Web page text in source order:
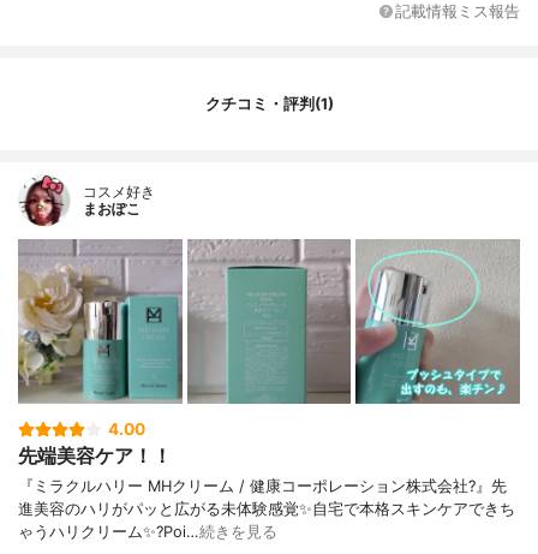
ツ葉エキス、コムギ胚芽エキス、アブラナ
サッカロミセス／ハトムギ種子発酵液、サ
ルコール、ベヘニルアルコール、シクロペ
ンタシロキサン、ジステアリン酸ペンタエ
リスリチル、チャ葉エキス、トチャカエキ
ス、ヒアルロン酸ヒドロキシプロピルトリ
モニウム、加水分解ヒアルロン酸、アセチ
ルヒアルロン酸Ｎａ、ヒアルロン酸、ヒア
ルロン酸クロスポリマーＮａ、加水分解ヒ
アルロン酸Na、ヒアルロン酸Ｋ、カルボマ
コース、ポリアクリル酸Ｎａ、水添ポリデ
セン、トリデセス－６、１，２－ヘキサン
ジオール、アデノシン、加水分解カイメ
記載情報ミス報告
クチコミ・評判(1)
コスメ好き
まおぽこ
4.00
先端美容ケア！！
『ミラクルハリー MHクリーム / 健康コーポレーション株式会社?』先
進美容のハリがパッと広がる未体験感覚✨自宅で本格スキンケアできち
ゃうハリクリーム✨?Poi…続きを見る